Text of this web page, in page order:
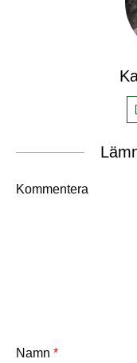
Kommentera
Namn *